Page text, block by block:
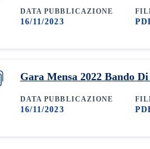
DATA PUBBLICAZIONE
16/11/2023
Gara Mensa 2022 Bando
DATA PUBBLICAZIONE
16/11/2023